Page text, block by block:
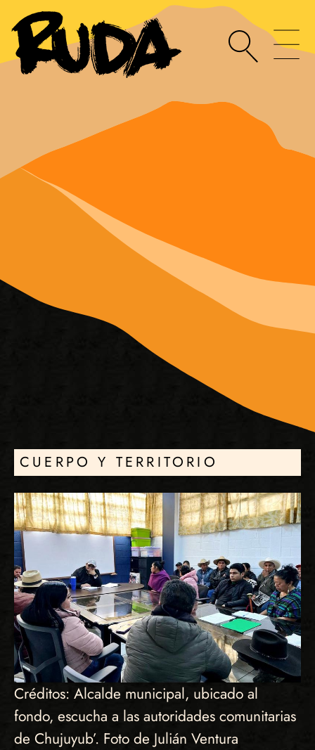
CUERPO Y TERRITORIO
Créditos: Alcalde municipal, ubicado al
fondo, escucha a las autoridades comunitarias
de Chujuyub’. Foto de Julián Ventura